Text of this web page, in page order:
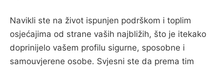
Navikli ste na život ispunjen podrškom i toplim
osjećajima od strane vaših najbližih, što je itekako
doprinijelo vašem profilu sigurne, sposobne i
samouvjerene osobe. Svjesni ste da prema tim